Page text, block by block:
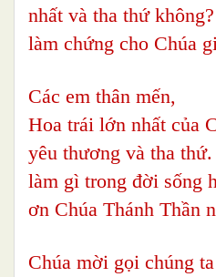
nhất và tha thứ
làm chứng cho Chúa
Các em thân mến,
Hoa trái lớn nhất của
yêu thương và tha
làm gì trong đời sống
ơn Chúa Thánh Thần
Chúa mời gọi chúng